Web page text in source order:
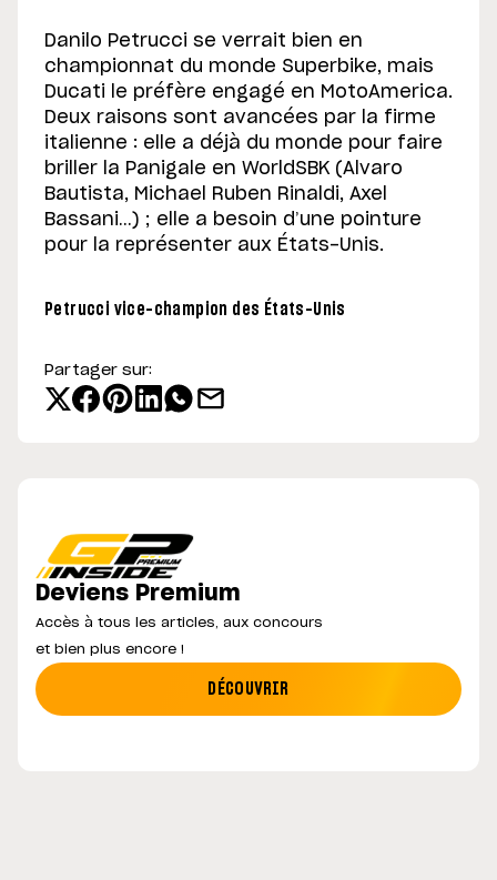
Danilo Petrucci se verrait bien en
championnat du monde Superbike, mais
Ducati le préfère engagé en MotoAmerica.
Deux raisons sont avancées par la firme
italienne : elle a déjà du monde pour faire
briller la Panigale en WorldSBK (Alvaro
Bautista, Michael Ruben Rinaldi, Axel
Bassani…) ; elle a besoin d’une pointure
pour la représenter aux États-Unis.
Petrucci vice-champion des États-Unis
Partager sur:
Deviens Premium
Accès à tous les articles, aux concours
et bien plus encore !
DÉCOUVRIR